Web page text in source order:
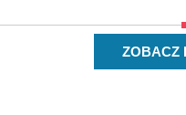
ZOBACZ